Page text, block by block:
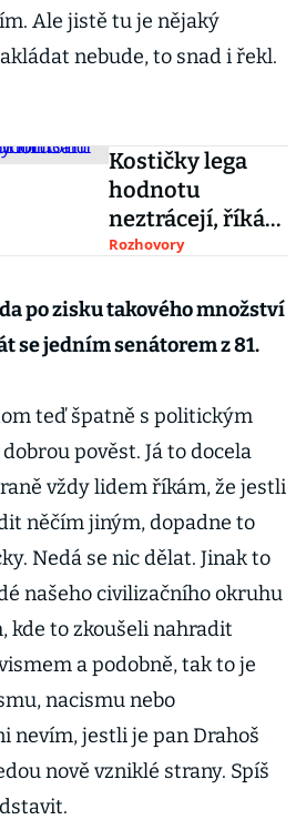
Ale jistě tu je nějaký
nebude, to snad i řekl.
Kostičky lega
hodnotu
neztrácejí, říká
Šnobr. Sám
desítky milionů
Rozhovory
po zisku takového množství
se jedním senátorem z 81.
teď špatně s politickým
pověst. Já to docela
vždy lidem říkám, že jestli
něčím jiným, dopadne to
Nedá se nic dělat. Jinak to
našeho civilizačního okruhu
kde to zkoušeli nahradit
a podobně, tak to je
nacismu nebo
nevím, jestli je pan Drahoš
nově vzniklé strany. Spíš